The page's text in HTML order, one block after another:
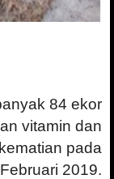
84 ekor
vitamin dan
pada
2019.